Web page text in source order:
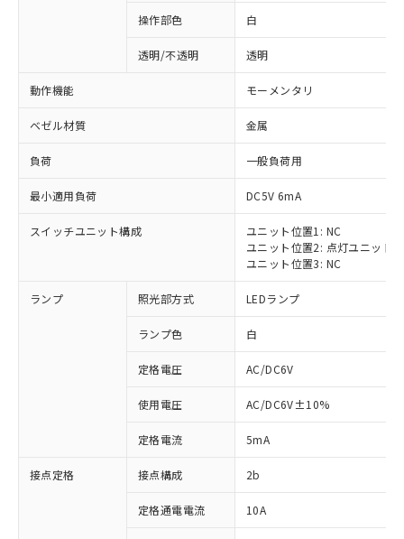
操作部色 白
透明/不透明 透明
動作機能 モーメンタリ
ベゼル材質 金属
負荷 一般負荷用
最小適用負荷 DC5V 6mA
スイッチユニット構成
ユニット位置1: NC
ユニット位置2: 点灯ユニット
ユニット位置3: NC
ランプ 照光部方式 LEDランプ
ランプ色 白
定格電圧 AC/DC6V
使用電圧 AC/DC6V±10%
定格電流 5mA
接点定格 接点構成 2b
定格通電電流 10A
ご利用条件
以下の条件をお読みいただき、同意のうえ
ご利用ください。
商品の当社在庫状況および標準価格
(税抜)を提供させていただくもので
対応済み：EU RoHS指令（10物質）の
非含有に対応した製品が提供可能な商品で
対応予定：EU RoHS指令（10物質）の非含
有に対応した製品に切り替える予定のある
対応予定なし：EU RoHS指令（10物質）の
非含有に非対応の商品で、対応品を出す予
定はありません。
調査・確認中：EU RoHS指令（10物質）の
非含有の対応状況を調査中または確認中の
非該当品：ライセンス料など無形物で、有
害物質有無と関係のない商品です。
※1 中国RoHS○×表
「○」：最大均質材料含有率が中国RoHSの
基準値以下であることを示します。